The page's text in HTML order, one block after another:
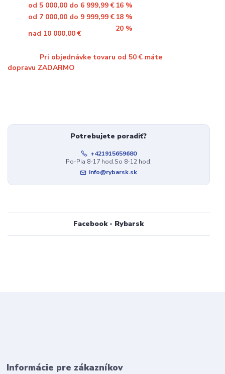
od 5 000,00 do 6 999,99 € 16 %
od 7 000,00 do 9 999,99 € 18 %
nad 10 000,00 €
20 %
Pri objednávke tovaru od 50 € máte
dopravu ZADARMO
Potrebujete poradiť?
+421915659680
Po-Pia 8-17 hod.So 8-12 hod.
info@rybarsk.sk
Facebook - Rybarsk
Informácie pre zákazníkov